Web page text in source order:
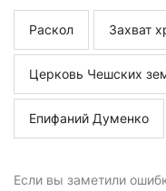
Раскол Захват
Церковь Чешских
Епифаний Думенко
Если вы заметили